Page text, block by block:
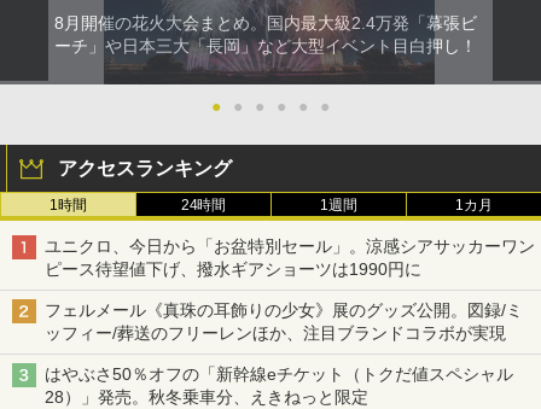
8月開催の花火大会まとめ。国内最大級2.4万発「幕張ビ
ーチ」や日本三大「長岡」など大型イベント目白押し！
● ● ● ● ● ●
アクセスランキング
1時間 24時間 1週間 1カ月
ユニクロ、今日から「お盆特別セール」。涼感シアサッカーワン
ピース待望値下げ、撥水ギアショーツは1990円に
フェルメール《真珠の耳飾りの少女》展のグッズ公開。図録/ミ
ッフィー/葬送のフリーレンほか、注目ブランドコラボが実現
はやぶさ50％オフの「新幹線eチケット（トクだ値スペシャル
28）」発売。秋冬乗車分、えきねっと限定